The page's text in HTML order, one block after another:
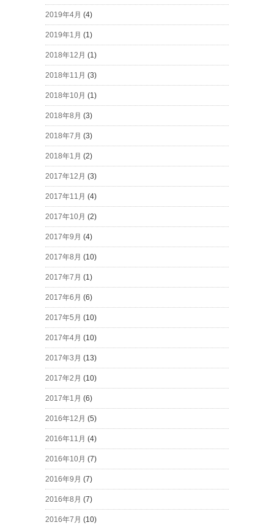
2019年4月 (4)
2019年1月 (1)
2018年12月 (1)
2018年11月 (3)
2018年10月 (1)
2018年8月 (3)
2018年7月 (3)
2018年1月 (2)
2017年12月 (3)
2017年11月 (4)
2017年10月 (2)
2017年9月 (4)
2017年8月 (10)
2017年7月 (1)
2017年6月 (6)
2017年5月 (10)
2017年4月 (10)
2017年3月 (13)
2017年2月 (10)
2017年1月 (6)
2016年12月 (5)
2016年11月 (4)
2016年10月 (7)
2016年9月 (7)
2016年8月 (7)
2016年7月 (10)